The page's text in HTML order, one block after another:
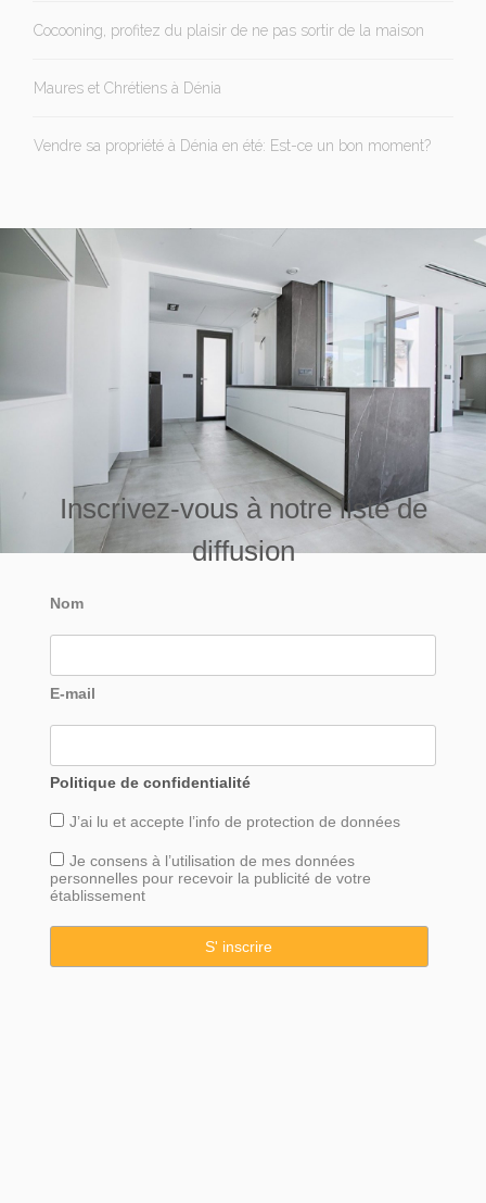
Cocooning, profitez du plaisir de ne pas sortir de la maison
Maures et Chrétiens à Dénia
Vendre sa propriété à Dénia en été: Est-ce un bon moment?
Inscrivez-vous à notre liste de
diffusion
Nom
E-mail
Politique de confidentialité
J’ai lu et accepte l’info de protection de données
Je consens à l’utilisation de mes données
personnelles pour recevoir la publicité de votre
établissement